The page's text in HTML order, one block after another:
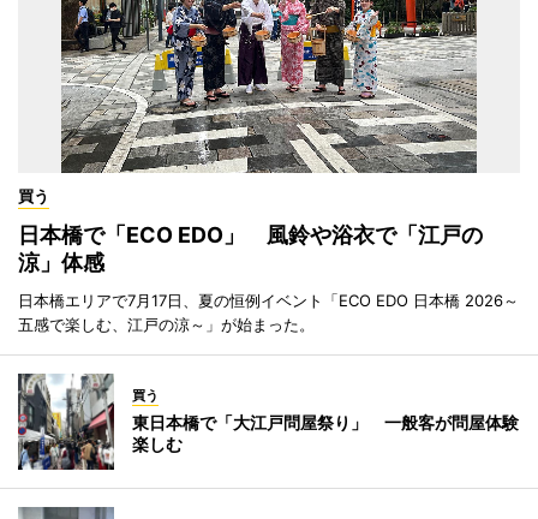
買う
日本橋で「ECO EDO」 風鈴や浴衣で「江戸の
涼」体感
日本橋エリアで7月17日、夏の恒例イベント「ECO EDO 日本橋 2026～
五感で楽しむ、江戸の涼～」が始まった。
買う
東日本橋で「大江戸問屋祭り」 一般客が問屋体験
楽しむ